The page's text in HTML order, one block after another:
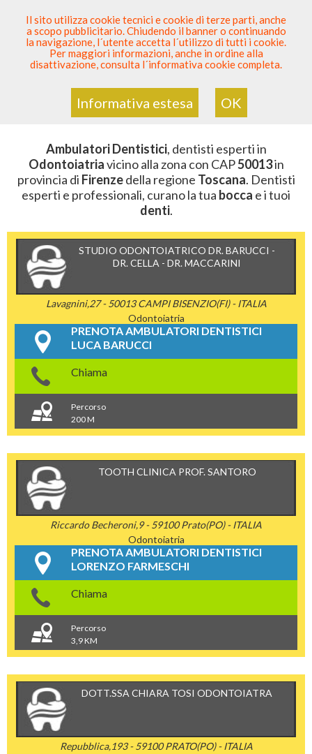
SEI DENTISTA? PARTECIPA
Sei QuiElenco Dentista Sicuro > Odontoiatria>
Ambulatori Dentistici>Toscana>Firenze>CAP 50013
ZONA CON CAP 50013
Ambulatori Dentistici, dentisti esperti in
Odontoiatriavicino alla zona con CAP50013in
provincia di Firenzedella regione Toscana. Dentisti
esperti e professionali, curano la tua bocca e i tuoi
denti.
STUDIO ODONTOIATRICO DR. BARUCCI -
DR. CELLA - DR. MACCARINI
Lavagnini,27 - 50013 CAMPI BISENZIO(FI) - ITALIA
Odontoiatria
PRENOTA AMBULATORI DENTISTICI
LUCA BARUCCI
Chiama
Percorso
200 M
TOOTH CLINICA PROF. SANTORO
Riccardo Becheroni,9 - 59100 Prato(PO) - ITALIA
Odontoiatria
PRENOTA AMBULATORI DENTISTICI
LORENZO FARMESCHI
Chiama
Percorso
3,9 KM
DOTT.SSA CHIARA TOSI ODONTOIATRA
Repubblica,193 - 59100 PRATO(PO) - ITALIA
Il sito utilizza cookie tecnici e cookie di terze parti, anche
a scopo pubblicitario. Chiudendo il banner o continuando
la navigazione, l´utente accetta l´utilizzo di tutti i cookie.
Per maggiori informazioni, anche in ordine alla
disattivazione, consulta l´informativa cookie completa.
Informativa estesa OK